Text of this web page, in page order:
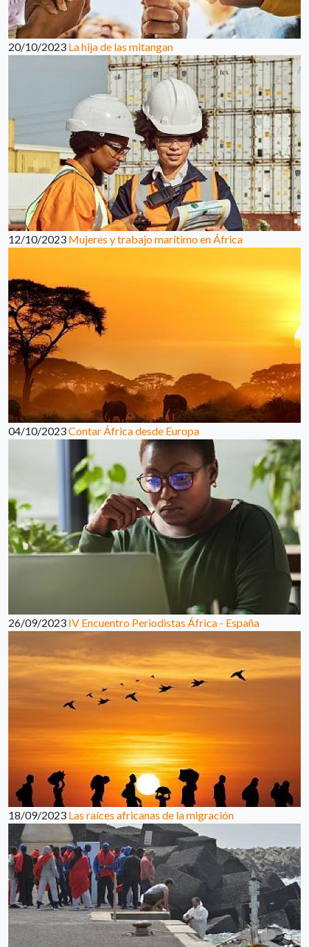
20/10/2023 La hija de las mitangan
12/10/2023 Mujeres y trabajo marítimo en África
04/10/2023Contar África desde Europa
26/09/2023 IV Encuentro Periodistas África - España
18/09/2023 Las raíces africanas de la migración